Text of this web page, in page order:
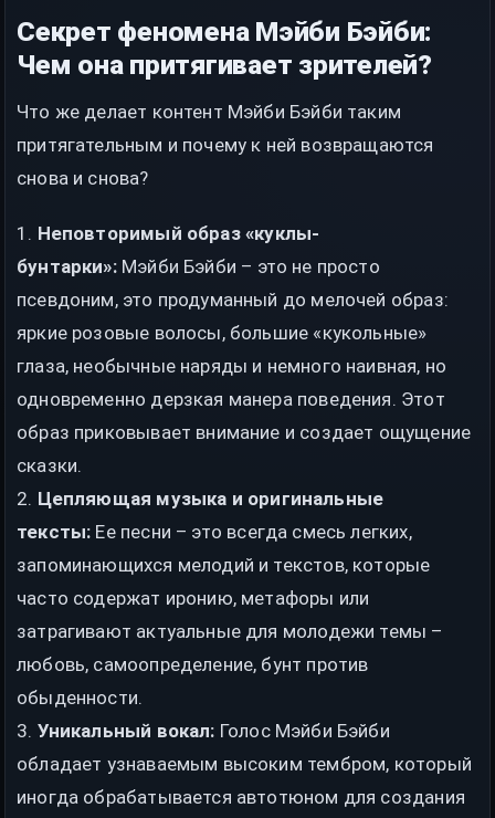
Секрет феномена Мэйби Бэйби:
Чем она притягивает зрителей?
Что же делает контент Мэйби Бэйби таким
притягательным и почему к ней возвращаются
снова и снова?
1. Неповторимый образ «куклы-
бунтарки»:Мэйби Бэйби – это не просто
псевдоним, это продуманный до мелочей образ:
яркие розовые волосы, большие «кукольные»
глаза, необычные наряды и немного наивная, но
одновременно дерзкая манера поведения. Этот
образ приковывает внимание и создает ощущение
сказки.
2. Цепляющая музыка и оригинальные
тексты: Ее песни – это всегда смесь легких,
запоминающихся мелодий и текстов, которые
часто содержат иронию, метафоры или
затрагивают актуальные для молодежи темы –
любовь, самоопределение, бунт против
обыденности.
3. Уникальный вокал: Голос Мэйби Бэйби
обладает узнаваемым высоким тембром, который
иногда обрабатывается автотюном для создания